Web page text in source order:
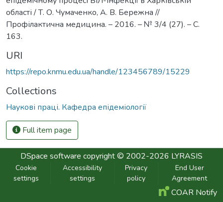
області / Т. О. Чумаченко, А. В. Бережна //
Профілактична медицина. – 2016. – № 3/4 (27). – С.
163.
URI
https://repo.knmu.edu.ua/handle/123456789/15229
Collections
Наукові праці. Кафедра епідеміології
Full item page
DSpace software copyright © 2002-2026 LYRASIS
Cookie
settings
Accessibility
settings
Privacy
policy
End User
Agreement
COAR Notify